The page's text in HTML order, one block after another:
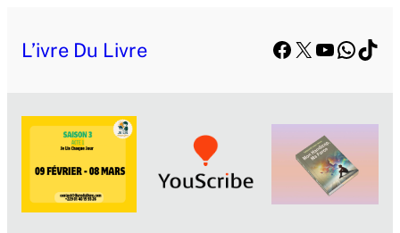
L’ivre Du Livre Facebook
X YouTube